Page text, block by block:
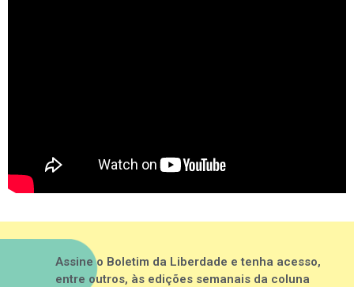
Assine o Boletim da Liberdade e tenha acesso,
entre outros, às edições semanais da coluna